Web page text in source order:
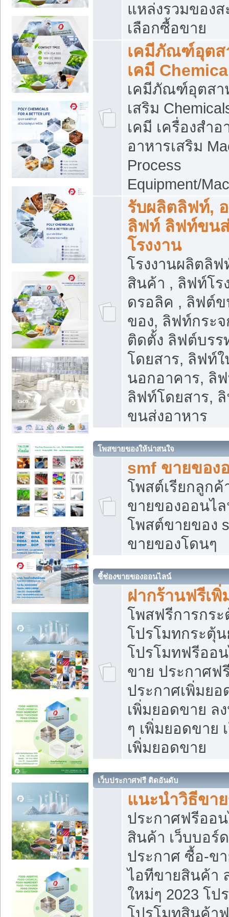
แหล่งรวมของ
เลือกซื้อขาย
เคมีภัณฑ์อุตส
เคมี
เคมีภัณฑ์อุตสา
เสริม
เคมี เครื่องสำ
อาหารเสริม
Process
Equipment/
รับผลิตลิฟท์,
ลิฟท์ ลิฟท์ขน
โรงงาน
โรงงานผลิตลิ
สินค้า , ลิฟท์โร
ดรอลิค , ลิฟต์
ของ, ลิฟท์กระ
ติดตั้ง ลิฟต์บร
โดยสาร, ลิฟท์
นอกอาคาร, ลิ
ลิฟท์โดยสาร,
ขนส่งอาหาร
โพสขายของให้น่าสนใจ
smf ขายของ
โพสต์เรียกลูกค้
ขายของออนไ
โพสต์ขายของ
ขายของโดนๆ
ชี้ช่องขายของออนไลน์
ฝากร้านฟรีเ
โพสฟรีการกร
โปรโมทกระตุ้
โปรโมทฟรีออ
ขาย ประกาศฟ
ประกาศเพิ่มย
เพิ่มยอดขาย ล
ๆ เพิ่มยอดขาย
เพิ่มยอดขาย
เว็บประกาศฟรี ติดอันดับ
แนะนำวิธีขา
ประกาศฟรีออ
สินค้า เว็บบอร์
ประกาศ ซื้อ-ข
ไอทีขายสินค้า
ใหม่ๆ 2023 โป
โปรโมทสินค้า